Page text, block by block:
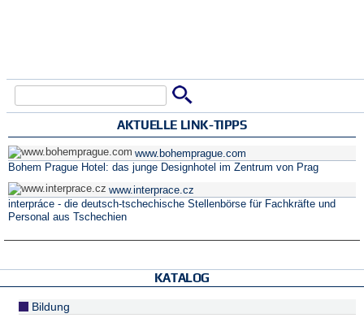
Suchformular
AKTUELLE LINK-TIPPS
www.bohemprague.com
Bohem Prague Hotel: das junge Designhotel im Zentrum von Prag
www.interprace.cz
interpráce - die deutsch-tschechische Stellenbörse für Fachkräfte und
Personal aus Tschechien
KATALOG
Bildung